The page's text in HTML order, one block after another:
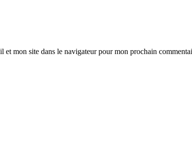
et mon site dans le navigateur pour mon prochain